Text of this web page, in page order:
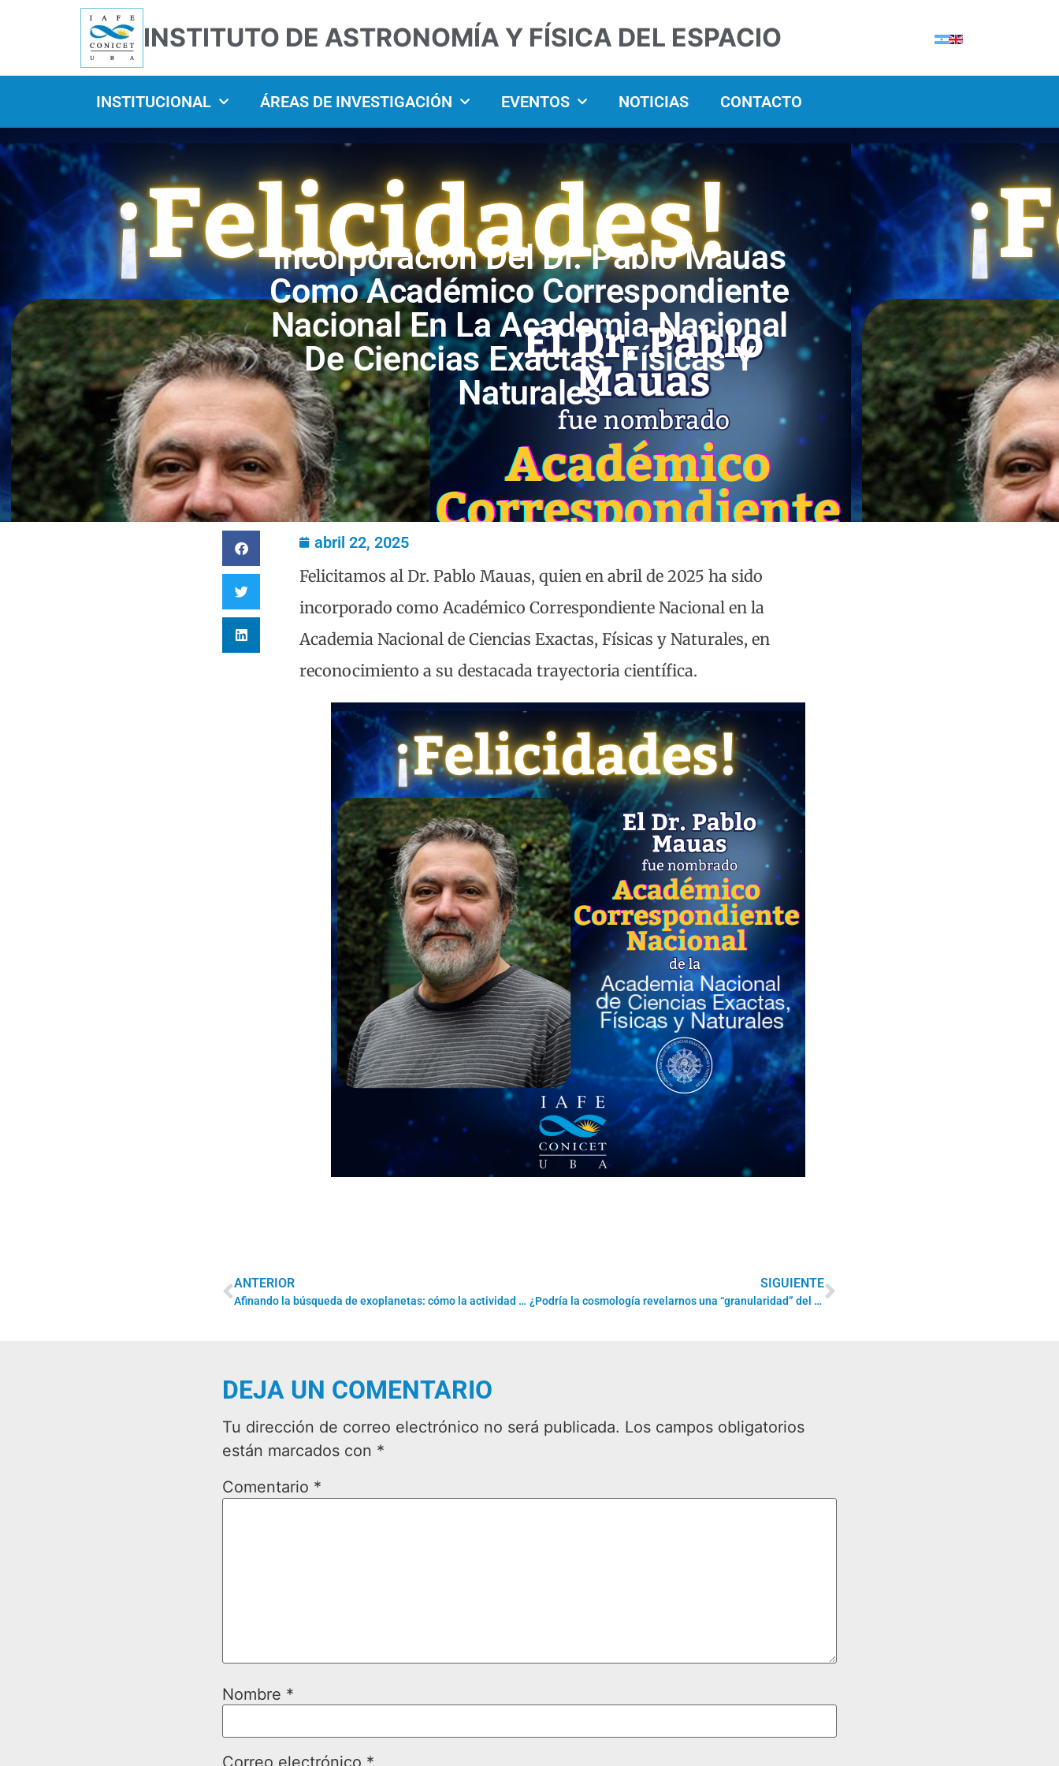
INSTITUTO DE ASTRONOMÍA Y FÍSICA DEL ESPACIO
INSTITUCIONAL ÁREAS DE INVESTIGACIÓN EVENTOS NOTICIAS CONTACTO
Incorporación Del Dr. Pablo Mauas
Como Académico Correspondiente
Nacional En La Academia Nacional
De Ciencias Exactas, Físicas Y
Naturales
abril 22, 2025
Felicitamos al Dr. Pablo Mauas, quien en abril de 2025 ha sido
incorporado como Académico Correspondiente Nacional en la
Academia Nacional de Ciencias Exactas, Físicas y Naturales, en
reconocimiento a su destacada trayectoria científica.
ANTERIOR
Afinando la búsqueda de exoplanetas: cómo la actividad estelar afecta las señales espectrales
SIGUIENTE
¿Podría la cosmología revelarnos una “granularidad” del espacio-tiempo?
DEJA UN COMENTARIO
Tu dirección de correo electrónico no será publicada. Los campos obligatorios
están marcados con *
Comentario *
Nombre *
Correo electrónico *